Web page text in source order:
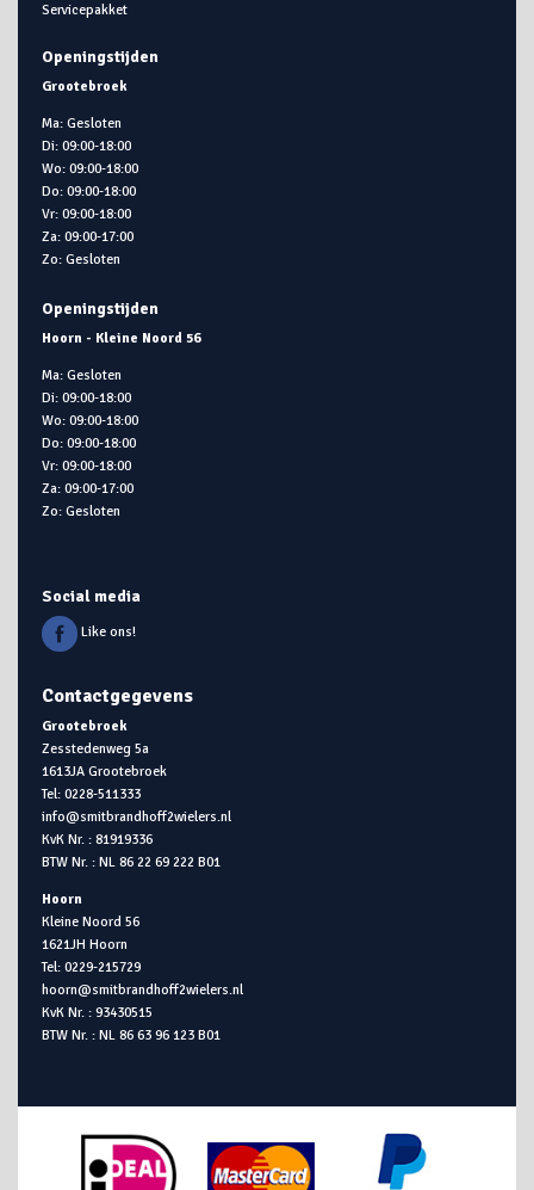
Servicepakket
Openingstijden
Grootebroek
Ma: Gesloten
Di: 09:00-18:00
Wo: 09:00-18:00
Do: 09:00-18:00
Vr: 09:00-18:00
Za: 09:00-17:00
Zo: Gesloten
Openingstijden
Hoorn - Kleine Noord 56
Ma: Gesloten
Di: 09:00-18:00
Wo: 09:00-18:00
Do: 09:00-18:00
Vr: 09:00-18:00
Za: 09:00-17:00
Zo: Gesloten
Social media
Like ons!
Contactgegevens
Grootebroek
Zesstedenweg 5a
1613JA Grootebroek
Tel: 0228-511333
info@smitbrandhoff2wielers.nl
KvK Nr. : 81919336
BTW Nr. : NL 86 22 69 222 B01
Hoorn
Kleine Noord 56
1621JH Hoorn
Tel: 0229-215729
hoorn@smitbrandhoff2wielers.nl
KvK Nr. : 93430515
BTW Nr. : NL 86 63 96 123 B01